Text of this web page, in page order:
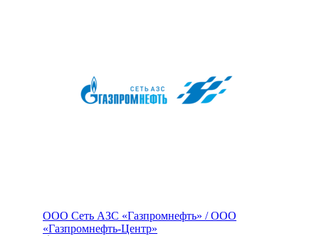
ООО Сеть АЗС «Газпромнефть» / ООО
«Газпромнефть-Центр»